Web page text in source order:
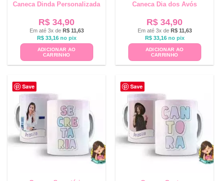
Caneca Dinda Personalizada
R$ 34,90
Em até 3x de R$11,63
R$33,16 no pix
ADICIONAR AO
CARRINHO
Caneca Dia dos Avós
R$ 34,90
Em até 3x de R$11,63
R$33,16 no pix
ADICIONAR AO
CARRINHO
Save Save